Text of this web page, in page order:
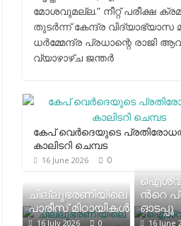
മോശവുമല്ല.” നീറ്റ് പരീക്ഷ
തുടർന്ന് കേന്ദ്ര വിദ്യാഭ്യാസ
ധർമ്മേന്ദ്ര പ്രധാന്റെ രാജി
വ്യാഴാഴ്ച ജന്തർ
കേപ് വെര്‍ദെയുടെ
കാലിടറി ചെമ്പട
16 June 2026 0
ചില്ലുഭരണിയിലെ
പാരീസ് മിഠായികള്‍
16 July 2026 0
ന്‍റെ
ഓടപ്പൂ
16 June